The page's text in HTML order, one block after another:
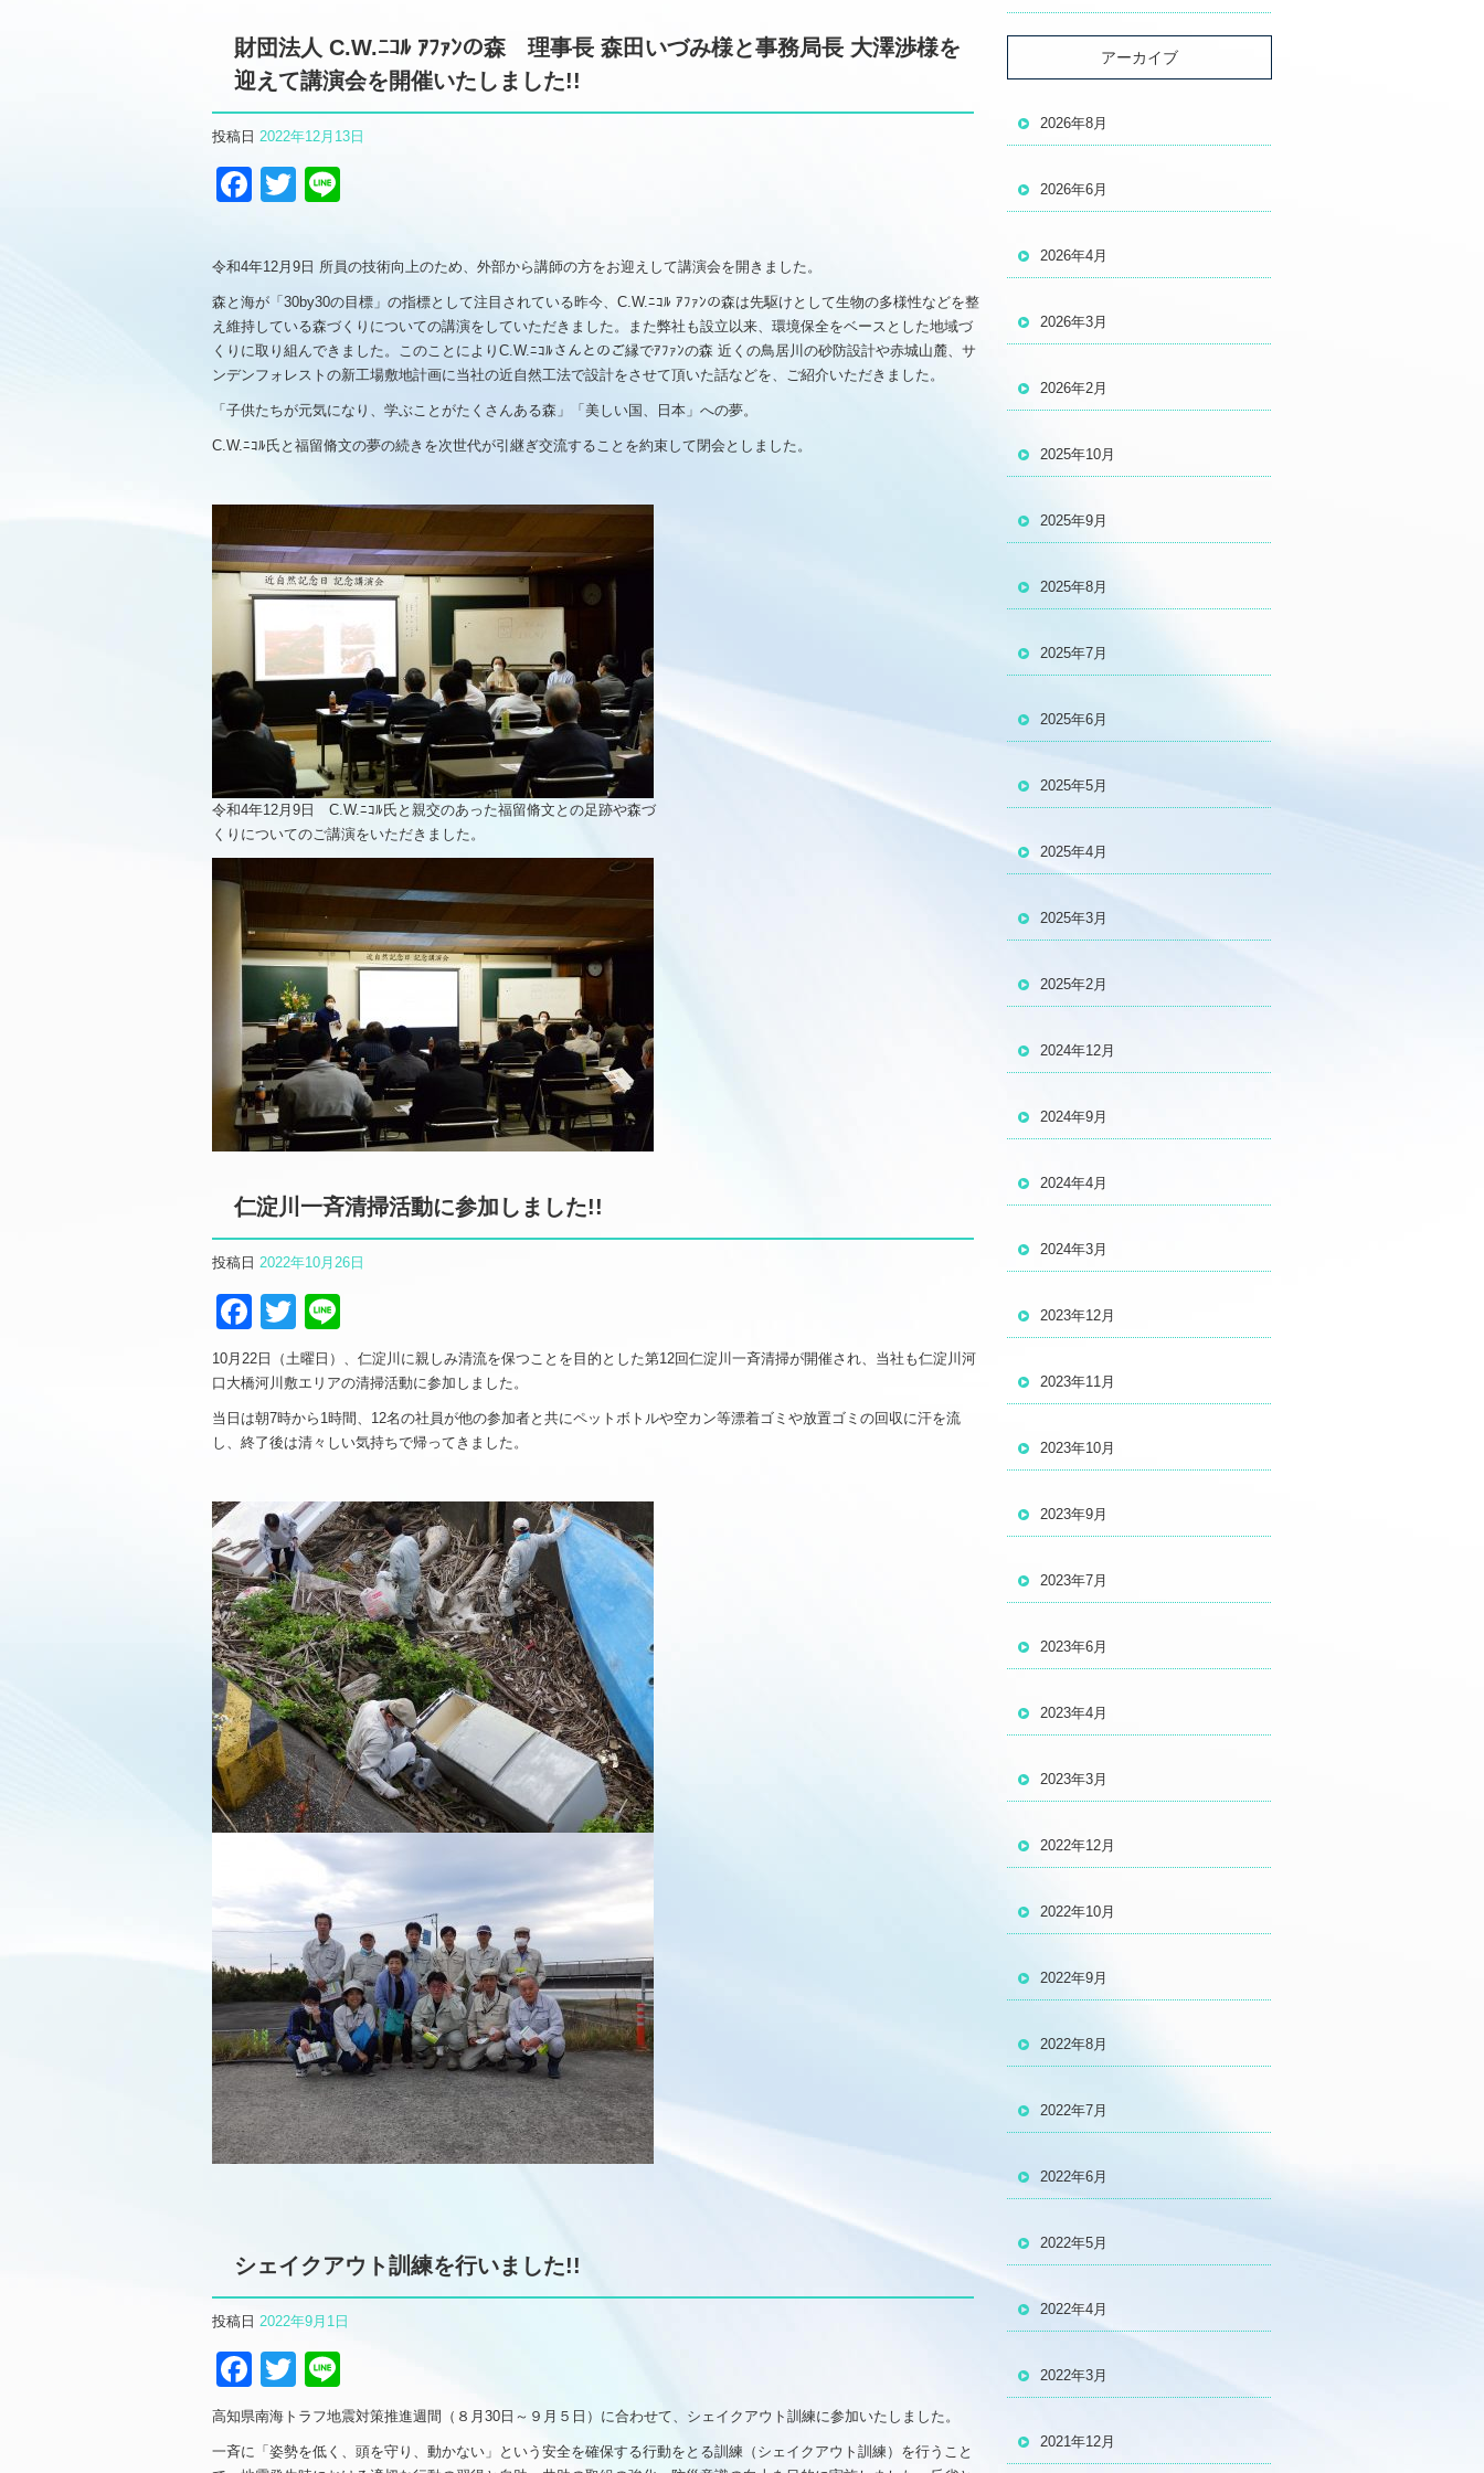
財団法人 C.W.ﾆｺﾙ ｱﾌｧﾝの森 理事長 森田いづみ様と事務局長 大澤渉様を
迎えて講演会を開催いたしました!!
投稿日 2022年12月13日
Facebook
Twitter
令和4年12月 9 日 所員の技術向上のため、外部から講師の方をお迎えして講演会を開きました。
森と海が「 30by30の目標」の指標として注目されている昨今、 C.W.ﾆｺﾙ ｱﾌｧﾝの森は先駆けとして生物の多様性などを整
え維持している森づくりについての講演をしていただきました。また弊社も設立以来、環境保全をベースとした地域づ
くりに取り組んできました。このことにより C.W.ﾆｺﾙさんとのご縁でｱﾌｧﾝの森 近くの鳥居川の砂防設計や赤城山麓、サ
ンデンフォレストの新工場敷地計画に当社の近自然工法で設計をさせて頂いた話などを、ご紹介いただきました。
「子供たちが元気になり、学ぶことがたくさんある森」「美しい国、日本」への夢。
C.W.ﾆｺﾙ氏と福留脩文の夢の続きを次世代が引継ぎ交流することを約束して閉会としました。
令和4年12月9日 C.W.ﾆｺﾙ氏と親交のあった福留脩文との足跡や森づ
くりについてのご講演をいただきました。
仁淀川一斉清掃活動に参加しました!!
投稿日 2022年10月26日
Facebook
Twitter
10月22日（土曜日）、仁淀川に親しみ清流を保つことを目的とした第12回仁淀川一斉清掃が開催され、当社も仁淀川河
口大橋河川敷エリアの清掃活動に参加しました。
当日は朝7時から1時間、12名の社員が他の参加者と共にペットボトルや空カン等漂着ゴミや放置ゴミの回収に汗を流
し、終了後は清々しい気持ちで帰ってきました。
シェイクアウト訓練を行いました!!
投稿日 2022年9月1日
Facebook
Twitter
高知県南海トラフ地震対策推進週間（８月30日～９月５日）に合わせて、シェイクアウト訓練に参加いたしました。
一斉に「姿勢を低く、頭を守り、動かない」という安全を確保する行動をとる訓練（シェイクアウト訓練）を行うこと
アーカイブ
2026年8月
2026年6月
2026年4月
2026年3月
2026年2月
2025年10月
2025年9月
2025年8月
2025年7月
2025年6月
2025年5月
2025年4月
2025年3月
2025年2月
2024年12月
2024年9月
2024年4月
2024年3月
2023年12月
2023年11月
2023年10月
2023年9月
2023年7月
2023年6月
2023年4月
2023年3月
2022年12月
2022年10月
2022年9月
2022年8月
2022年7月
2022年6月
2022年5月
2022年4月
2022年3月
2021年12月